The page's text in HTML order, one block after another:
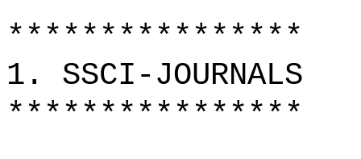
****************
1. SSCI-JOURNALS
****************